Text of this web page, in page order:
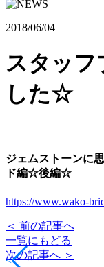
<
2018/06/04
スタッフ
した☆
ジェムストーンに
ド編☆後編☆
https://www.wako-
＜ 前の記事へ
一覧にもどる
次の記事へ ＞